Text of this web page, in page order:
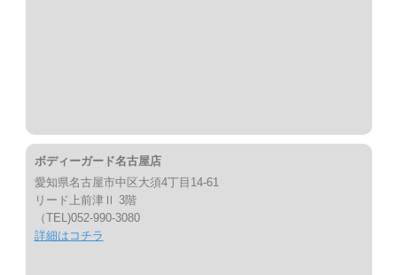
ボディーガード名古屋店
愛知県名古屋市中区大須4丁目14-61
リード上前津Ⅱ 3階
（TEL)052-990-3080
詳細はコチラ